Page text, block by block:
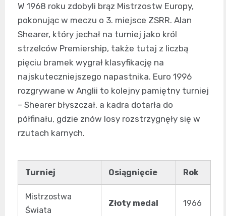
W 1968 roku zdobyli brąz Mistrzostw Europy,
pokonując w meczu o 3. miejsce ZSRR. Alan
Shearer, który jechał na turniej jako król
strzelców Premiership, także tutaj z liczbą
pięciu bramek wygrał klasyfikację na
najskuteczniejszego napastnika. Euro 1996
rozgrywane w Anglii to kolejny pamiętny turniej
– Shearer błyszczał, a kadra dotarła do
półfinału, gdzie znów losy rozstrzygnęły się w
rzutach karnych.
Turniej Osiągnięcie Rok
Mistrzostwa
Świata
Złoty medal 1966